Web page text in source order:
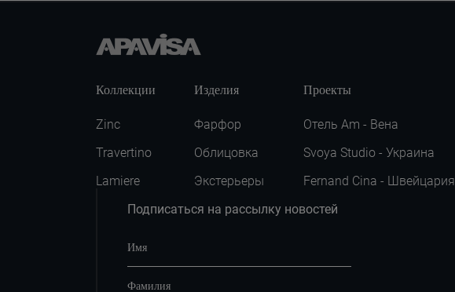
Коллекции
Zinc
Travertino
Lamiere
Изделия
Фарфор
Облицовка
Экстерьеры
Проекты
Отель Am - Вена
Svoya Studio - Украина
Fernand Cina - Швейцария
Подписаться на рассылку новостей